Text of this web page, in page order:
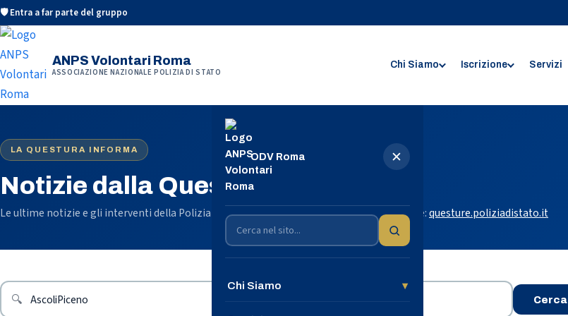
🛡️ Entra a far parte del gruppo
ANPS Volontari Roma
ASSOCIAZIONE NAZIONALE POLIZIA DI STATO
Chi Siamo Iscrizione Servizi
ODV Roma ✕
Chi Siamo
LA QUESTURA INFORMA
Notizie dalla Questura di Roma
Le ultime notizie e gli interventi della Polizia di Stato sul territorio di Roma. Fonte ufficiale:questure.poliziadistato.it
🔍 Cerca